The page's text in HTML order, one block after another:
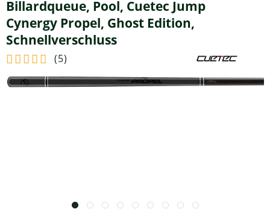
Billardqueue, Pool, Cuetec Jump
Cynergy Propel, Ghost Edition,
Schnellverschluss
(5)